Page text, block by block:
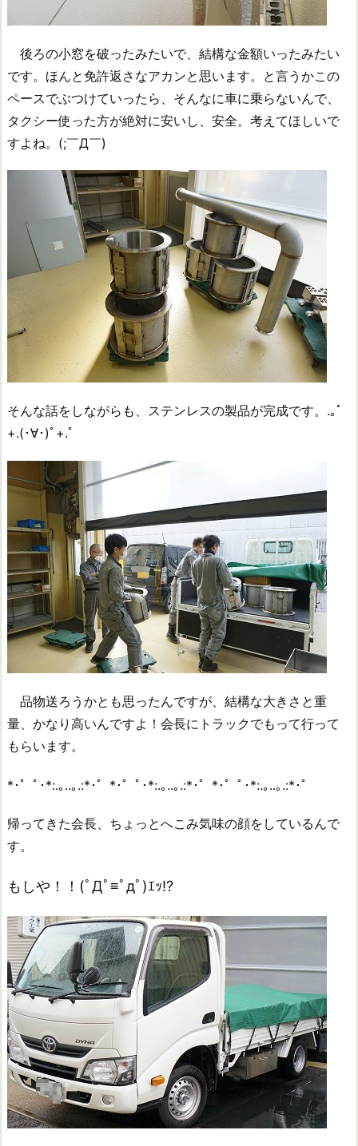
後ろの小窓を破ったみたいで、結構な金額いったみたい
です。ほんと免許返さなアカンと思います。と言うかこの
ペースでぶつけていったら、そんなに車に乗らないんで、
タクシー使った方が絶対に安いし、安全。考えてほしいで
すよね。(;￣Д￣)
そんな話をしながらも、ステンレスの製品が完成です。.｡ﾟ
+.(･∀･)ﾟ+.ﾟ
品物送ろうかとも思ったんですが、結構な大きさと重
量、かなり高いんですよ！会長にトラックでもって行って
もらいます。
*･゜ﾟ･*:.｡..｡.:*･゜*･゜ﾟ･*:.｡..｡.:*･゜*･゜ﾟ･*:.｡..｡.:*･゜
帰ってきた会長、ちょっとへこみ気味の顔をしているんで
す。
もしや！！(ﾟДﾟ≡ﾟдﾟ)ｴｯ!?